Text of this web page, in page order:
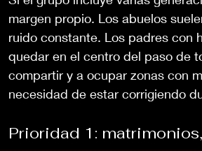
margen propio. Los abuelos
ruido constante. Los padres con
quedar en el centro del paso de
compartir y a ocupar zonas con
necesidad de estar corrigiendo
Prioridad 1: